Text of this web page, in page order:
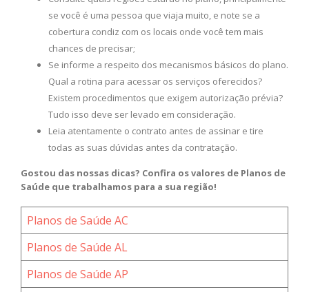
se você é uma pessoa que viaja muito, e note se a
cobertura condiz com os locais onde você tem mais
chances de precisar;
Se informe a respeito dos mecanismos básicos do plano.
Qual a rotina para acessar os serviços oferecidos?
Existem procedimentos que exigem autorização prévia?
Tudo isso deve ser levado em consideração.
Leia atentamente o contrato antes de assinar e tire
todas as suas dúvidas antes da contratação.
Gostou das nossas dicas? Confira os valores de Planos de
Saúde que trabalhamos para a sua região!
Planos de Saúde AC
Planos de Saúde AL
Planos de Saúde AP